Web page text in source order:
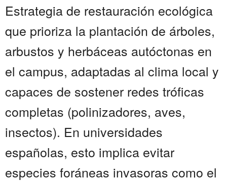
Estrategia de restauración ecológica
que prioriza la plantación de árboles,
arbustos y herbáceas autóctonas en
el campus, adaptadas al clima local y
capaces de sostener redes tróficas
completas (polinizadores, aves,
insectos). En universidades
españolas, esto implica evitar
especies foráneas invasoras como el